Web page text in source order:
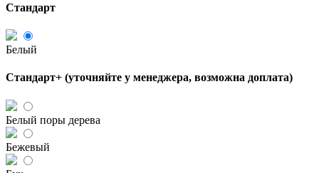
Стандарт
Белый
Стандарт+ (уточняйте у менеджера, возможна доплата)
Белый поры дерева
Бежевый